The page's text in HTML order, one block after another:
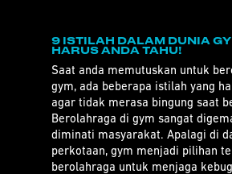
9 ISTILAH DALAM DUNIA
HARUS ANDA TAHU!
Saat anda memutuskan untuk
gym, ada beberapa istilah yang
agar tidak merasa bingung saat
Berolahraga di gym sangat
diminati masyarakat. Apalagi di
perkotaan, gym menjadi pilihan
berolahraga untuk menjaga